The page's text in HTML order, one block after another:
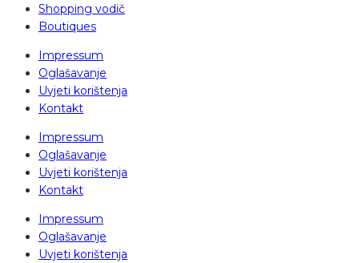
Shopping vodič
Boutiques
Impressum
Oglašavanje
Uvjeti korištenja
Kontakt
Impressum
Oglašavanje
Uvjeti korištenja
Kontakt
Impressum
Oglašavanje
Uvjeti korištenja